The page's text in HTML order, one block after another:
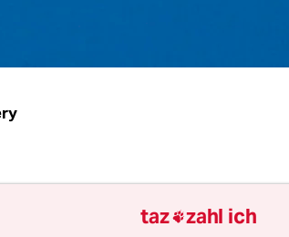
über das, was gerade im
taz zahl ich